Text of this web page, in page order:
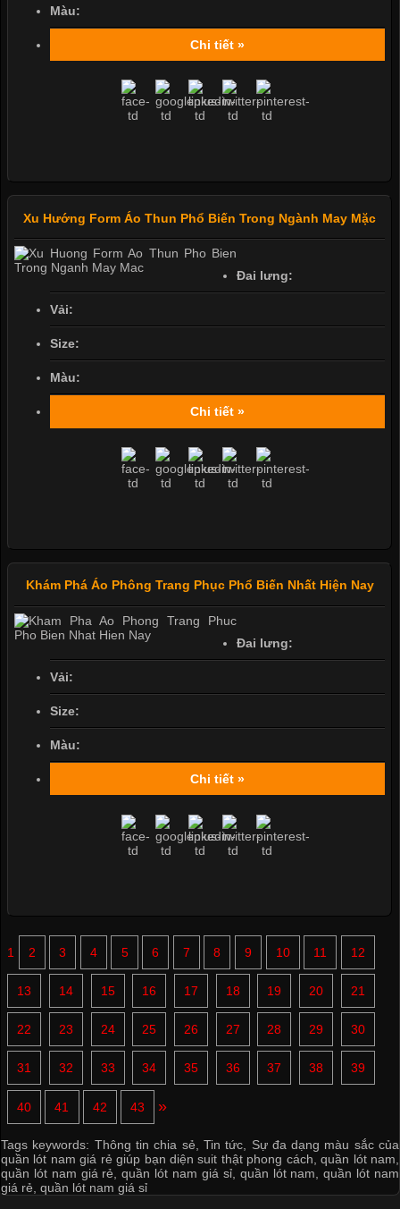
Màu:
Chi tiết »
Xu Hướng Form Áo Thun Phổ Biến Trong Ngành May Mặc
Đai lưng:
Vải:
Size:
Màu:
Chi tiết »
Khám Phá Áo Phông Trang Phục Phổ Biến Nhất Hiện Nay
Đai lưng:
Vải:
Size:
Màu:
Chi tiết »
1 2 3 4 5 6 7 8 9 10 11 12
13 14 15 16 17 18 19 20 21
22 23 24 25 26 27 28 29 30
31 32 33 34 35 36 37 38 39
40 41 42 43 »
Tags keywords: Thông tin chia sẻ Tin tức
Sự đa dạng màu sắc của
quần lót nam giá rẻ giúp bạn diện suit thật phong cách ,quần lót nam
quần lót nam giá rẻ ,quần lót nam giá sỉ, quần lót nam ,quần lót nam
giá rẻ quần lót nam giá sỉ